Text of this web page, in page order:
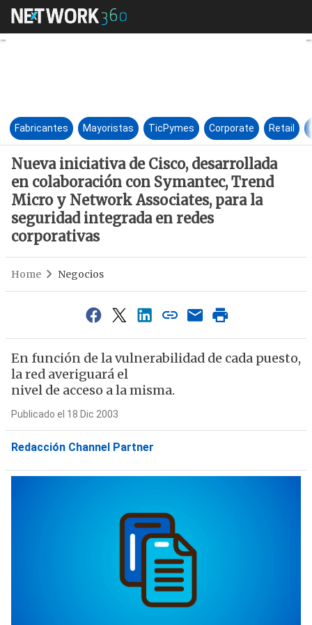
Nueva iniciativa de Cisco,
Fabricantes Mayoristas TicPymes Corporate Retail
Nueva iniciativa de Cisco, desarrollada
en colaboración con Symantec, Trend
Micro y Network Associates, para la
seguridad integrada en redes
corporativas
Home Negocios
En función de la vulnerabilidad de cada puesto,
la red averiguará el
nivel de acceso a la misma.
Publicado el 18 Dic 2003
Redacción Channel Partner